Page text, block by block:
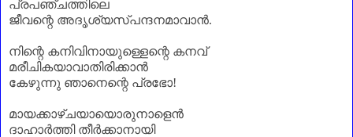
പ്രപഞ്ചത്തിലെ
ജീവന്റെ അദൃശ്യസ്പന്ദനമാവാൻ.
നിന്റെ കനിവിനായുള്ളെന്റെ കനവ്
മരീചികയാവാതിരിക്കാൻ
കേഴുന്നു ഞാനെന്റെ പ്രഭോ!
മായക്കാഴ്ചയായൊരുനാളെൻ
ദാഹാർത്തി തീർക്കാനായി